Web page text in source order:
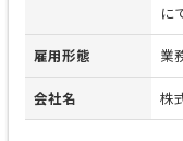
に
雇用形態 業
会社名 株